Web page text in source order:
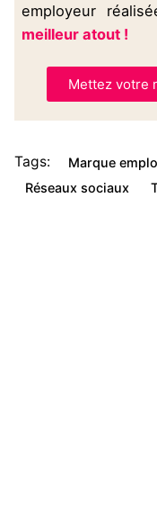
employeur
meilleur atout !
Mettez votre
Tags: Marque
Réseaux sociaux